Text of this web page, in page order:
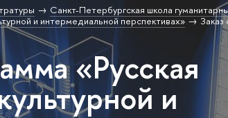
Санкт-Петербургская школа
и интермедиальной перспективах» Заказ
«Русская
и